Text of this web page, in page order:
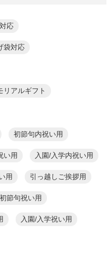
応
袋対応
リアルギフト
初節句内祝い用
い用 入園/入学内祝い用
用 引っ越しご挨拶用
初節句祝い用
入園/入学祝い用